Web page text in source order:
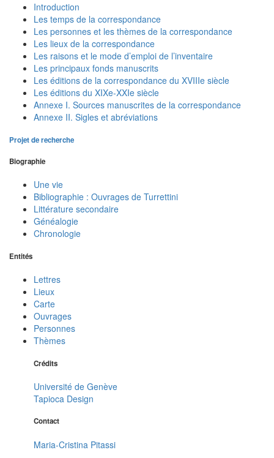
Introduction
Les temps de la correspondance
Les personnes et les thèmes de la correspondance
Les lieux de la correspondance
Les raisons et le mode d’emploi de l’inventaire
Les principaux fonds manuscrits
Les éditions de la correspondance du XVIIIe siècle
Les éditions du XIXe-XXIe siècle
Annexe I. Sources manuscrites de la correspondance
Annexe II. Sigles et abréviations
Projet de recherche
Biographie
Une vie
Bibliographie : Ouvrages de Turrettini
Littérature secondaire
Généalogie
Chronologie
Entités
Lettres
Lieux
Carte
Ouvrages
Personnes
Thèmes
Crédits
Université de Genève
Tapioca Design
Contact
Maria-Cristina Pitassi